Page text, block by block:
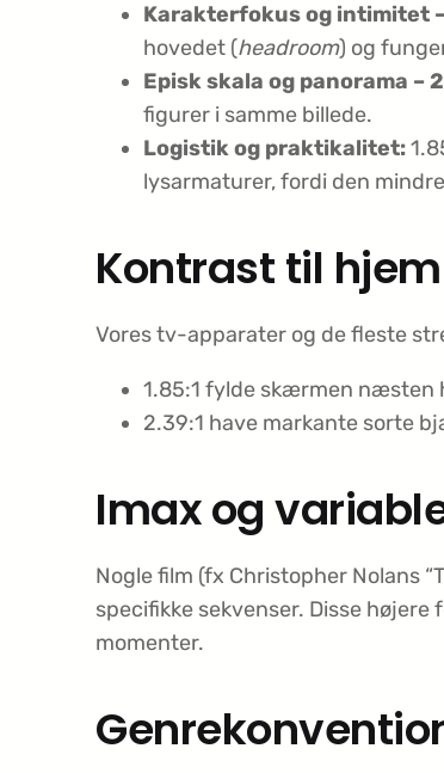
Karakterfokus og intimitet
hovedet (headroom) og
Episk skala og panorama –
figurer i samme billede.
Logistik og praktikalitet:
lysarmaturer, fordi den
Kontrast til
Vores tv-apparater og de fleste
1.85:1 fylde skærmen næsten
2.39:1 have markante sorte
Imax og
Nogle film (fx Christopher Nolans
specifikke sekvenser. Disse
momenter.